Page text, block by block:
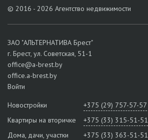
© 2016 - 2026 Агентство недвижимости
ЗАО "АЛЬТЕРНАТИВА Брест"
г. Брест, ул. Советская, 51-1
office@a-brest.by
office.a-brest.by
Войти
Новостройки
+375 (29) 757-57-57
Квартиры на вторичке
+375 (33) 315-51-51
Дома, дачи, участки
+375 (33) 363-51-51